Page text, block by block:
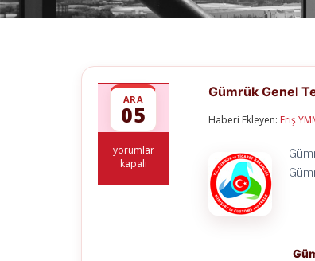
ARA
05
Gümrük
Genel
yorumlar
kapalı
Gümrük Genel
Haberi Ekleyen: Eriş